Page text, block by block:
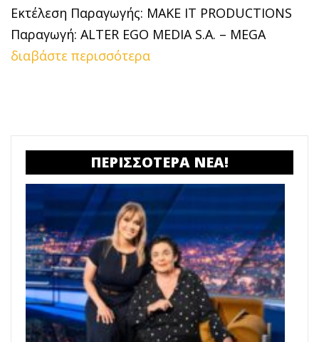
Εκτέλεση Παραγωγής: MAKE IT PRODUCTIONS
Παραγωγή: ALTER EGO MEDIA S.A. – MEGA
διαβάστε περισσότερα
ΠΕΡΙΣΣΟΤΕΡΑ ΝΕΑ!